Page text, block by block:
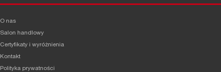
O nas
Salon handlowy
Certyfikaty i wyróżnienia
Kontakt
Polityka prywatności